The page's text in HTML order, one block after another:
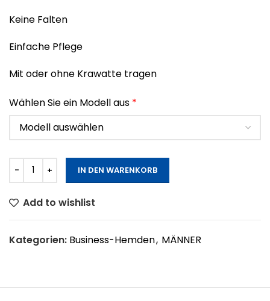
Keine Falten
Einfache Pflege
Mit oder ohne Krawatte tragen
Wählen Sie ein Modell aus *
IN DEN WARENKORB
Add to wishlist
Kategorien: Business-Hemden, MÄNNER